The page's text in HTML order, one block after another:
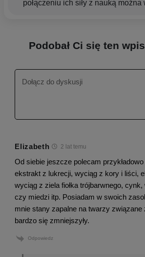
połączeniu ich siły z nauką można
są mi szczególnie bliskie. Staram
treści były dla Ciebie jasne i proste
cegiełkę, dzięki której Twoja
pielęgnacja stanie się czystą
Podobał Ci się ten
Elizabeth 2 lat temu
Od siebie jeszcze polecam przykładowo
ekstrakt z lukrecji, wyciąg z kory i liści,
wyciąg z ziela fiołka trójbarwnego,
czy miedzi itp. Posiadam w swoich
mnie stany zapalne na twarzy związane
bardzo się zmniejszyły.
Odpowiedz